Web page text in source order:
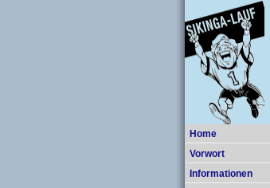
Home
Vorwort
Informationen